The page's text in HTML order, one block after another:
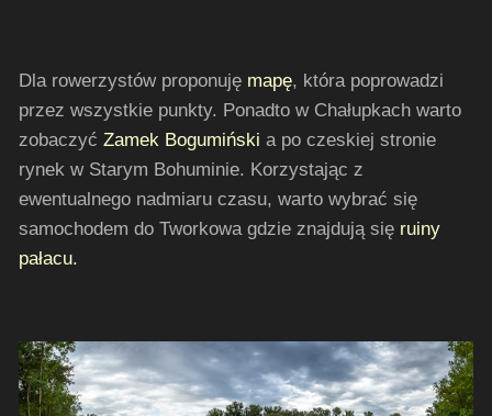
Dla rowerzystów proponuję mapę, która poprowadzi
przez wszystkie punkty. Ponadto w Chałupkach warto
zobaczyćZamek Bogumiński a po czeskiej stronie
rynek w Starym Bohuminie. Korzystając z
ewentualnego nadmiaru czasu, warto wybrać się
samochodem do Tworkowa gdzie znajdują się ruiny
pałacu.